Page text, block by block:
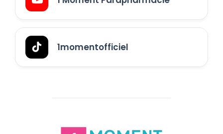
1momentofficiel